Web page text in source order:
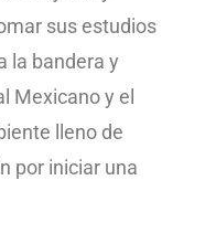
sus estudios
la bandera y
Mexicano y el
lleno de
por iniciar una